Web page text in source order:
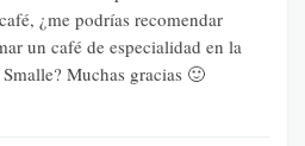
¿me podrías recomendar
un café de especialidad en la
Muchas gracias 🙂